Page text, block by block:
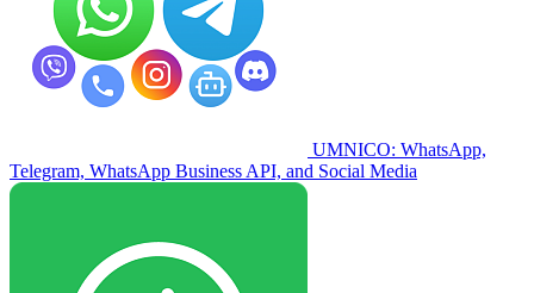
UMNICO: WhatsApp,
Telegram, WhatsApp Business API, and Social Media